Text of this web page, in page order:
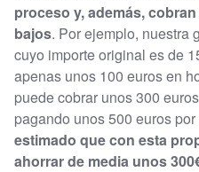
proceso y, además,
bajos. Por ejemplo, nuestra
cuyo importe original es de
apenas unos 100 euros en
puede cobrar unos 300
pagando unos 500 euros
estimado que con esta
ahorrar de media unos